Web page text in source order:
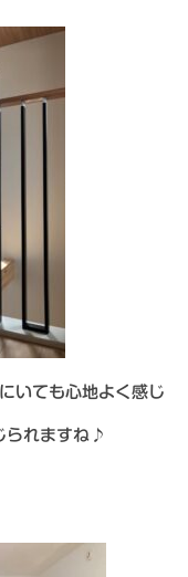
いても心地よく感じ
られますね♪